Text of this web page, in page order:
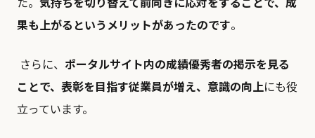
果も上がるというメリットがあったのです。
さらに、 ポータルサイト内の成績優秀者の掲示を見る
ことで、表彰を目指す従業員が増え、意識の向上にも役
立っています。